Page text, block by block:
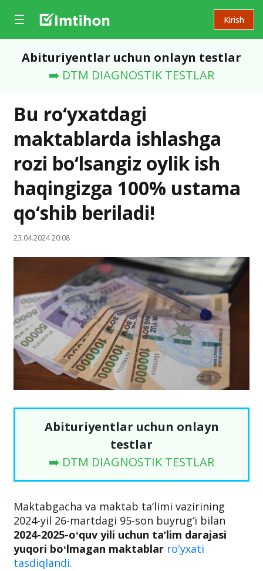
Kirish
Abituriyentlar uchun onlayn testlar
➡️ DTM DIAGNOSTIK TESTLAR
Bu ro‘yxatdagi
maktablarda ishlashga
rozi bo‘lsangiz oylik ish
haqingizga 100% ustama
qo‘shib beriladi!
23.04.2024 20:08
Abituriyentlar uchun onlayn
testlar
➡️ DTM DIAGNOSTIK TESTLAR
Maktabgacha va maktab ta‘limi vazirining
2024-yil 26-martdagi 95-son buyrug‘i bilan
2024-2025-oʻquv yili uchun taʼlim darajasi
yuqori boʻlmagan maktablar roʻyxati
tasdiqlandi.